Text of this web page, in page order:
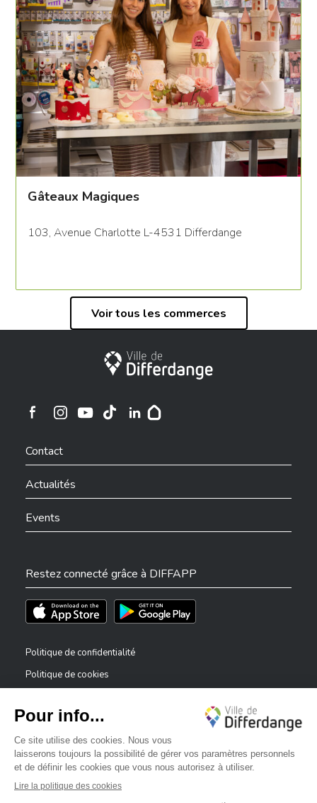
Gâteaux Magiques
103, Avenue Charlotte L-4531 Differdange
Voir tous les commerces
Ville de Differdange
Ville de Differdange sur Instagram
Contact
Actualités
Events
Restez connecté grâce à DIFFAPP
Téléchargez l'app sur l'App StoreTéléchargez l'app sur Play Store
Politique de confidentialité
Politique de cookies
Déclaration d’accessibilité
Dispositif de signalement — lanceurs d’alerte
©2026 Tous droits réservés . Ville de Differdange
✕
Bonjour, comment puis-je vous aider ?